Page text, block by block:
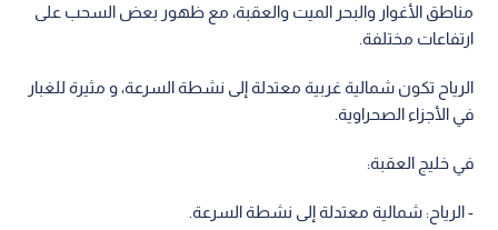
مناطق الأغوار والبحر الميت والعقبة، مع ظهور بعض السحب على
ارتفاعات مختلفة.
الرياح تكون شمالية غربية معتدلة إلى نشطة السرعة، و مثيرة للغبار
في الأجزاء الصحراوية.
في خليج العقبة:
- الرياح: شمالية معتدلة إلى نشطة السرعة.